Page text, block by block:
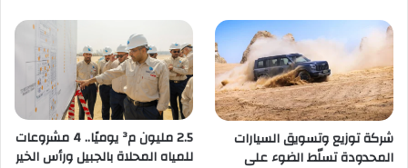
شركة توزيع وتسويق السيارات
المحدودة تسلّط الضوء على
2.5 مليون م³ يوميًا.. 4 مشروعات
للمياه المحلاة بالجبيل ورأس الخير